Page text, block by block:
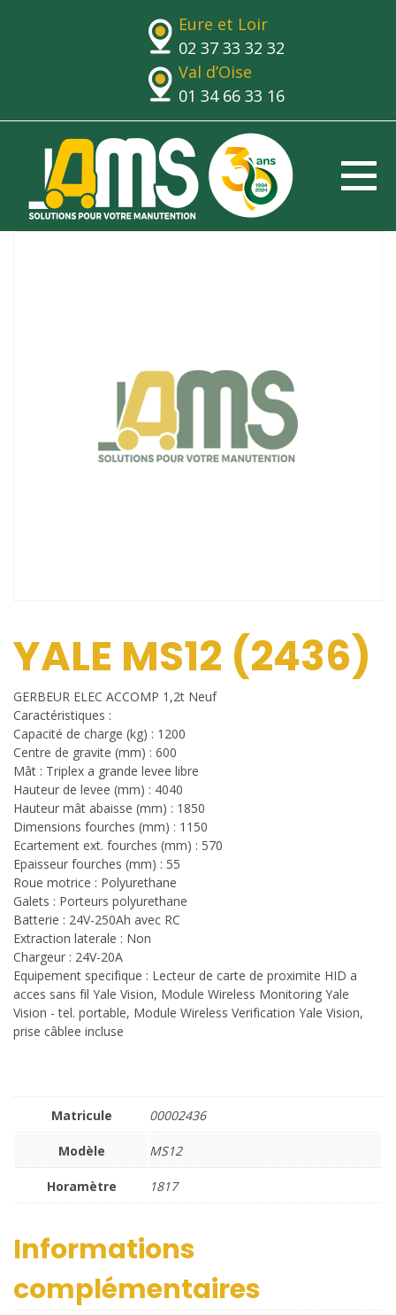
Eure et Loir
02 37 33 32 32
Val d’Oise
01 34 66 33 16
YALE MS12 (2436)
GERBEUR ELEC ACCOMP 1,2t Neuf
Caractéristiques :
Capacité de charge (kg) : 1200
Centre de gravite (mm) : 600
Mât : Triplex a grande levee libre
Hauteur de levee (mm) : 4040
Hauteur mât abaisse (mm) : 1850
Dimensions fourches (mm) : 1150
Ecartement ext. fourches (mm) : 570
Epaisseur fourches (mm) : 55
Roue motrice : Polyurethane
Galets : Porteurs polyurethane
Batterie : 24V-250Ah avec RC
Extraction laterale : Non
Chargeur : 24V-20A
Equipement specifique : Lecteur de carte de proximite HID a
acces sans fil Yale Vision, Module Wireless Monitoring Yale
Vision - tel. portable, Module Wireless Verification Yale Vision,
prise câblee incluse
Matricule 00002436
Modèle MS12
Horamètre 1817
Informations
complémentaires